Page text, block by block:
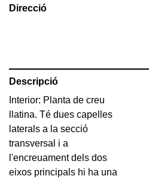
Direcció
Descripció
Interior: Planta de creu
llatina. Té dues capelles
laterals a la secció
transversal i a
l'encreuament dels dos
eixos principals hi ha una
cúpula que conserva
pintures al fresc molt
deteriorades. Tot l'interior
està recobert d'estucats
imitant maó. Molt